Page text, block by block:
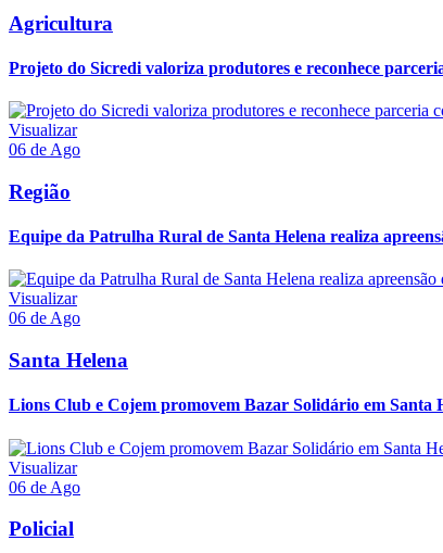
Agricultura
Projeto do Sicredi valoriza produtores e reconhece
Visualizar
06 de Ago
Região
Equipe da Patrulha Rural de Santa Helena realiza
Visualizar
06 de Ago
Santa Helena
Lions Club e Cojem promovem Bazar Solidário em Santa
Visualizar
06 de Ago
Policial